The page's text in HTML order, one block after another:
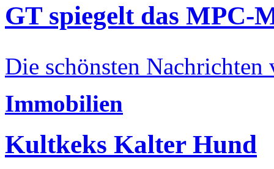
GT spiegelt das MPC-
Die schönsten Nachrichten
Immobilien
Kultkeks Kalter Hund